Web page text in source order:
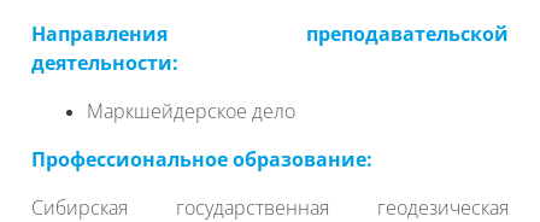
Направления преподавательской
деятельности:
Маркшейдерское дело
Профессиональное образование:
Сибирская государственная геодезическая